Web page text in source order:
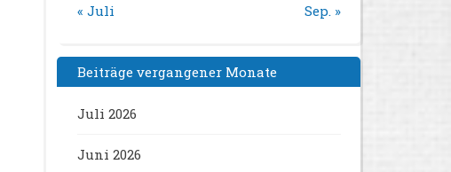
« Juli Sep. »
Beiträge vergangener Monate
Juli 2026
Juni 2026